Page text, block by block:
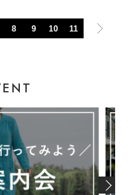
8 9 10 11